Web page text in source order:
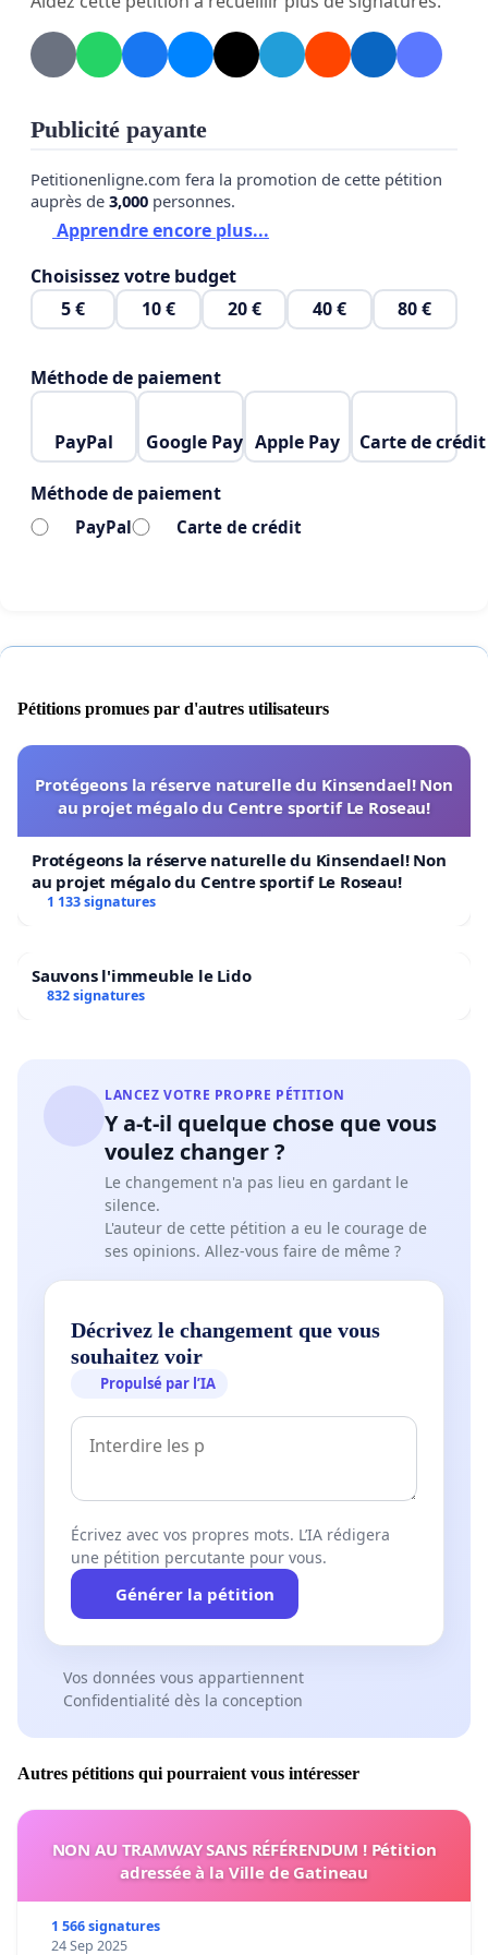
Et les remplacer par des personnes justes et de
confiance choisi par nous le peuple.
Publicité payante
Petitionenligne.com fera la promotion de cette pétition
auprès de 3,000 personnes.
Apprendre encore plus...
Choisissez votre budget
5 €
10 € 20 € 40 € 80 €
Méthode de paiement
PayPal Google Pay Apple Pay Carte de crédit
Méthode de paiement
PayPal Carte de crédit
Pétitions promues par d'autres utilisateurs
Protégeons la réserve naturelle du Kinsendael! Non
au projet mégalo du Centre sportif Le Roseau!
Protégeons la réserve naturelle du Kinsendael! Non
au projet mégalo du Centre sportif Le Roseau!
1 133 signatures
Sauvons l'immeuble le Lido
832 signatures
LANCEZ VOTRE PROPRE PÉTITION
Y a-t-il quelque chose que vous
voulez changer ?
Le changement n'a pas lieu en gardant le
silence.
L'auteur de cette pétition a eu le courage de
ses opinions. Allez-vous faire de même ?
Décrivez le changement que vous
souhaitez voir
Propulsé par l’IA
Écrivez avec vos propres mots. L’IA rédigera
une pétition percutante pour vous.
Générer la pétition
Vos données vous appartiennent
Confidentialité dès la conception
Autres pétitions qui pourraient vous intéresser
NON AU TRAMWAY SANS RÉFÉRENDUM ! Pétition
adressée à la Ville de Gatineau
1 566 signatures
24 Sep 2025